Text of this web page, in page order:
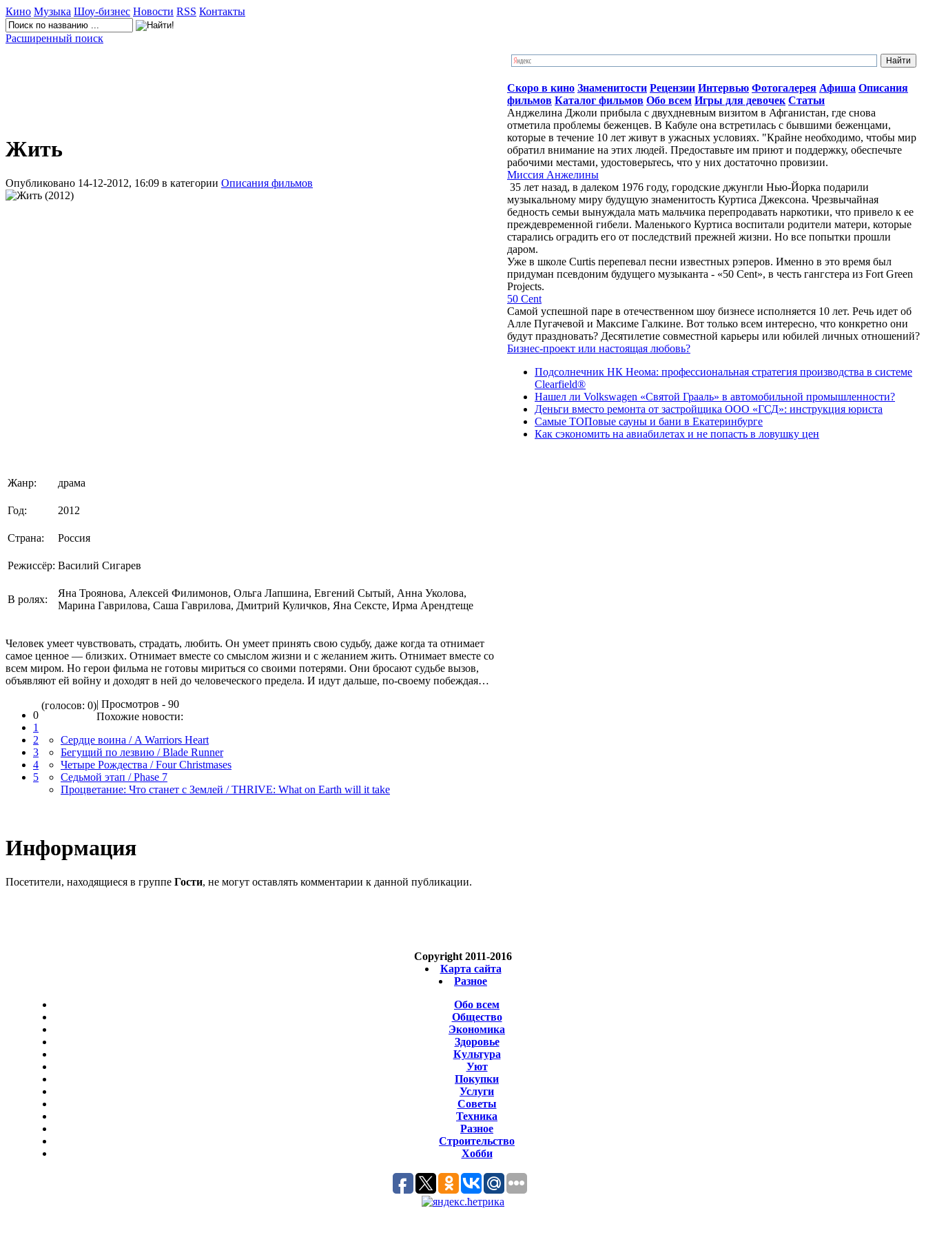
Кино Музыка Шоу-бизнес Новости RSS Контакты
Расширенный поиск
Жить
Опубликовано 14-12-2012, 16:09 в категории Описания фильмов
Жанр: драма
Год: 2012
Страна: Россия
Режиссёр: Василий Сигарев
В ролях:
Яна Троянова, Алексей Филимонов, Ольга Лапшина, Евгений Сытый, Анна Уколова,
Марина Гаврилова, Саша Гаврилова, Дмитрий Куличков, Яна Сексте, Ирма Арендтеще
Человек умеет чувствовать, страдать, любить. Он умеет принять свою судьбу, даже когда та отнимает
самое ценное — близких. Отнимает вместе со смыслом жизни и с желанием жить. Отнимает вместе со
всем миром. Но герои фильма не готовы мириться со своими потерями. Они бросают судьбе вызов,
объявляют ей войну и доходят в ней до человеческого предела. И идут дальше, по-своему побеждая…
0
1
2
3
4
5
(голосов: 0)| Просмотров - 90
Похожие новости:
Сердце воина / A Warriors Heart
Бегущий по лезвию / Blade Runner
Четыре Рождества / Four Christmases
Седьмой этап / Phase 7
Процветание: Что станет с Землей / THRIVE: What on Earth will it take
Информация
Посетители, находящиеся в группе Гости, не могут оставлять комментарии к данной публикации.
Скоро в кино Знаменитости Рецензии Интервью Фотогалерея Афиша Описания
фильмов Каталог фильмов Обо всем Игры для девочек Статьи
Анджелина Джоли прибыла с двухдневным визитом в Афганистан, где снова
отметила проблемы беженцев. В Кабуле она встретилась с бывшими беженцами,
которые в течение 10 лет живут в ужасных условиях. "Крайне необходимо, чтобы мир
обратил внимание на этих людей. Предоставьте им приют и поддержку, обеспечьте
рабочими местами, удостоверьтесь, что у них достаточно провизии.
Миссия Анжелины
35 лет назад, в далеком 1976 году, городские джунгли Нью-Йорка подарили
музыкальному миру будущую знаменитость Куртиса Джексона. Чрезвычайная
бедность семьи вынуждала мать мальчика перепродавать наркотики, что привело к ее
преждевременной гибели. Маленького Куртиса воспитали родители матери, которые
старались оградить его от последствий прежней жизни. Но все попытки прошли
даром.
Уже в школе Curtis перепевал песни известных рэперов. Именно в это время был
придуман псевдоним будущего музыканта - «50 Cent», в честь гангстера из Fort Green
Projects.
50 Cent
Самой успешной паре в отечественном шоу бизнесе исполняется 10 лет. Речь идет об
Алле Пугачевой и Максиме Галкине. Вот только всем интересно, что конкретно они
будут праздновать? Десятилетие совместной карьеры или юбилей личных отношений?
Бизнес-проект или настоящая любовь?
Подсолнечник НК Неома: профессиональная стратегия производства в системе
Clearfield®
Нашел ли Volkswagen «Святой Грааль» в автомобильной промышленности?
Деньги вместо ремонта от застройщика ООО «ГСД»: инструкция юриста
Самые ТОПовые сауны и бани в Екатеринбурге
Как сэкономить на авиабилетах и не попасть в ловушку цен
Copyright 2011-2016
Карта сайта
Разное
Обо всем
Общество
Экономика
Здоровье
Культура
Уют
Покупки
Услуги
Советы
Техника
Разное
Строительство
Хобби